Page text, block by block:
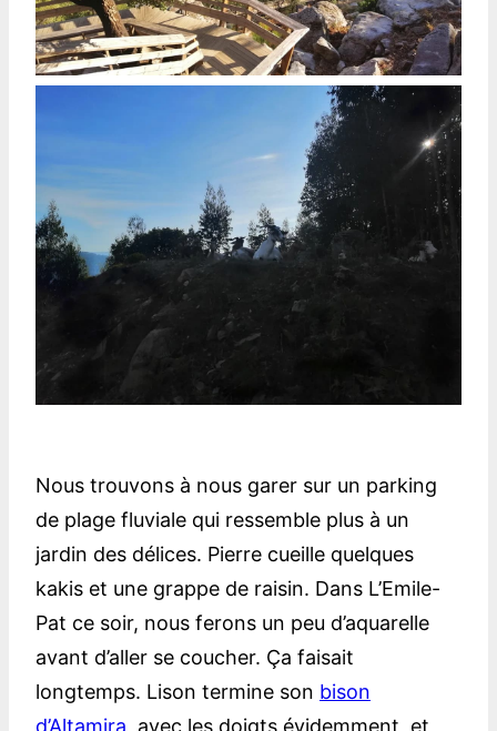
Nous trouvons à nous garer sur un parking
de plage fluviale qui ressemble plus à un
jardin des délices. Pierre cueille quelques
kakis et une grappe de raisin. Dans L’Emile-
Pat ce soir, nous ferons un peu d’aquarelle
avant d’aller se coucher. Ça faisait
longtemps. Lison termine son bison
d’Altamira , avec les doigts évidemment, et